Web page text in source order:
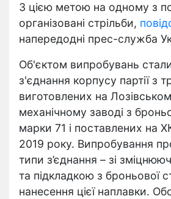
З цією метою на одному з
організовані стрільби,
напередодні прес-служба
Об'єктом випробувань
з'єднання корпусу партії з
виготовлених на
механічному заводі з
марки 71 і поставлених на
2019 року. Випробування
типи з’єднання – зі
та підкладкою з броньової
нанесення цієї наплавки.